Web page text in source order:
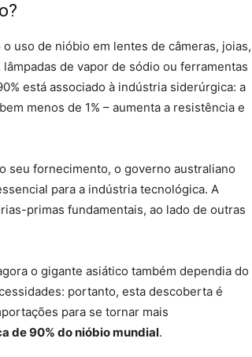
uso de nióbio em lentes de câmeras, joias,
de vapor de sódio ou ferramentas
está associado à indústria siderúrgica: a
menos de 1% – aumenta a resistência e
seu fornecimento, o governo australiano
para a indústria tecnológica. A
primas fundamentais, ao lado de outras
o gigante asiático também dependia do
portanto, esta descoberta é
para se tornar mais
de 90% do nióbio mundial.